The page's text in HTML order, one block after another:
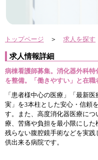
トップページ ＞ 求人を探す
求人情報詳細
病棟看護師募集。消化器外科
を整備。「働きやすい」と在職
「患者様中心の医療」「最新
実」を3本柱とした安心・信頼
す。また、高度消化器医療に
療、苦痛や負担を最小限にし
残らない腹腔鏡手術などを実
供出来る病院です。